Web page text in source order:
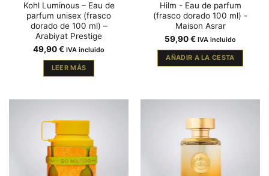
Kohl Luminous – Eau de
parfum unisex (frasco
dorado de 100 ml) –
Arabiyat Prestige
49,90€ IVA incluido
LEER MÁS
Hilm - Eau de parfum
(frasco dorado 100 ml) -
Maison Asrar
59,90€ IVA incluido
AÑADIR A LA CESTA